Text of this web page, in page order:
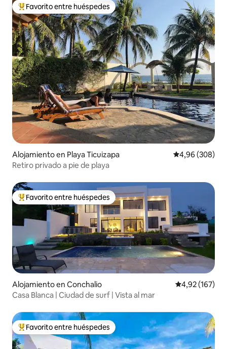
Favorito entre los huéspedes más destacados
Favorito entre huéspedes
Alojamiento en Playa Ticuizapa Calificación
4,96 (308)
Retiro privado a pie de playa
Favorito entre los huéspedes más destacados
Favorito entre huéspedes
Alojamiento en Conchalio Calificación
4,92 (167)
Casa Blanca | Ciudad de surf | Vista al mar
Favorito entre los huéspedes más destacados
Favorito entre huéspedes